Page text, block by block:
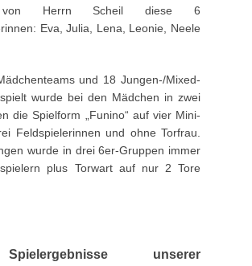
von Herrn Scheil diese 6
Eva, Julia, Lena, Leonie, Neele
und 18 Jungen-/Mixed-
wurde bei den Mädchen in zwei
die Spielform „Funino“ auf vier Mini-
Feldspielerinnen und ohne Torfrau.
wurde in drei 6er-Gruppen immer
plus Torwart auf nur 2 Tore
unserer